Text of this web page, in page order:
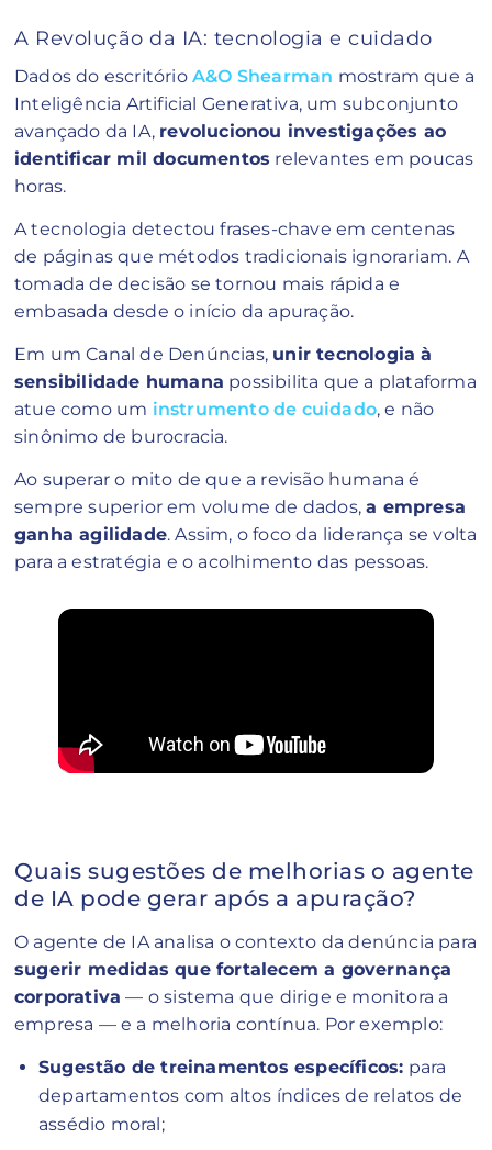
A Revolução da IA: tecnologia e cuidado
Dados do escritório A&O Shearman mostram que a
Inteligência Artificial Generativa, um subconjunto
avançado da IA, revolucionou investigações ao
identificar mil documentos relevantes em poucas
horas.
A tecnologia detectou frases-chave em centenas
de páginas que métodos tradicionais ignorariam. A
tomada de decisão se tornou mais rápida e
embasada desde o início da apuração.
Em um Canal de Denúncias, unir tecnologia à
sensibilidade humana possibilita que a plataforma
atue como um instrumento de cuidado, e não
sinônimo de burocracia.
Ao superar o mito de que a revisão humana é
sempre superior em volume de dados,a empresa
ganha agilidade. Assim, o foco da liderança se volta
para a estratégia e o acolhimento das pessoas.
Quais sugestões de melhorias o agente
de IA pode gerar após a apuração?
O agente de IA analisa o contexto da denúncia para
sugerir medidas que fortalecem a governança
corporativa — o sistema que dirige e monitora a
empresa — e a melhoria contínua. Por exemplo:
Sugestão de treinamentos específicos: para
departamentos com altos índices de relatos de
assédio moral;